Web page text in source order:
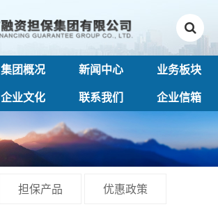
集团概况 新闻中心
业务板块
企业文化 联系我们 企业信箱
担保产品 优惠政策